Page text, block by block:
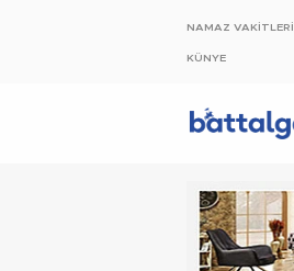
NAMAZ VAKİTLERİ
KÜNYE